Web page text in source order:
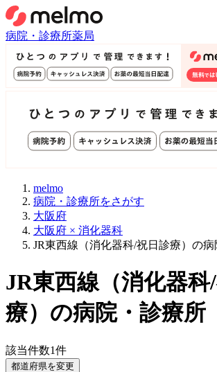
病院・診療所薬局
melmo
病院・診療所をさがす
大阪府
大阪府 × 消化器科
JR東西線（消化器科/祝日診療）の
JR東西線（消化器科
療） の病院・診療所
該当件数1件
都道府県を変更